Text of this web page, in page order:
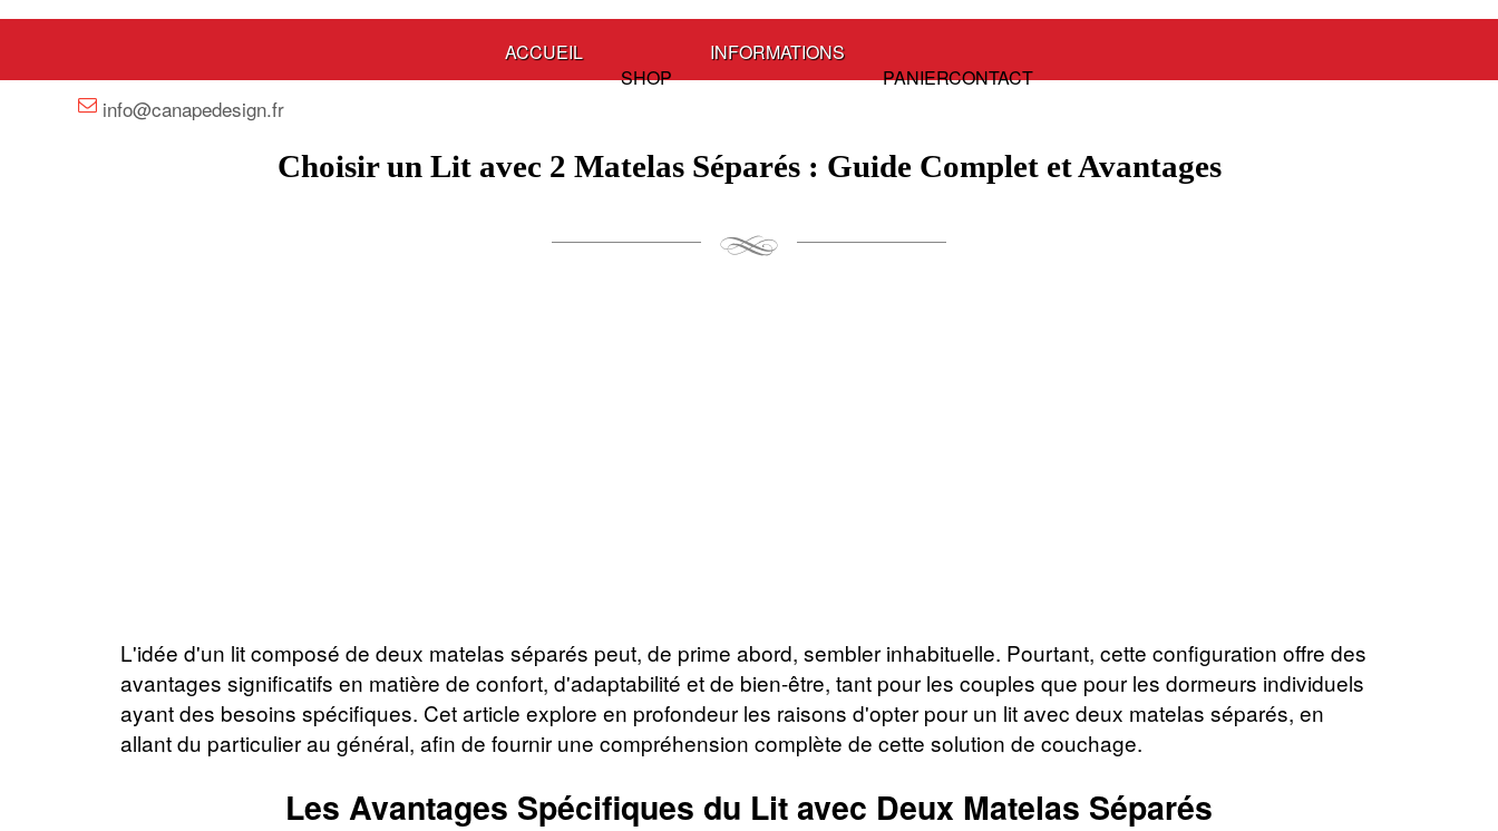
info@canapedesign.fr
ACCUEIL
SHOP
INFORMATIONS
PANIERCONTACT
Choisir un Lit avec 2 Matelas Séparés : Guide Complet et Avantages
L'idée d'un lit composé de deux matelas séparés peut, de prime abord, sembler inhabituelle. Pourtant, cette configuration offre des
avantages significatifs en matière de confort, d'adaptabilité et de bien-être, tant pour les couples que pour les dormeurs individuels
ayant des besoins spécifiques. Cet article explore en profondeur les raisons d'opter pour un lit avec deux matelas séparés, en
allant du particulier au général, afin de fournir une compréhension complète de cette solution de couchage.
Les Avantages Spécifiques du Lit avec Deux Matelas Séparés